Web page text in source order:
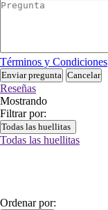
Términos y Condiciones
Enviar pregunta Cancelar
Reseñas
Mostrando
Filtrar por:
Todas las huellitas
Todas las huellitas
Ordenar por: